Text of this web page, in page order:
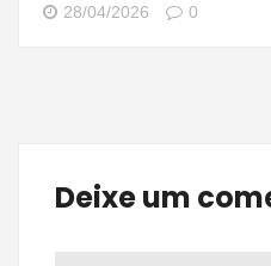
28/04/2026 0
Deixe um